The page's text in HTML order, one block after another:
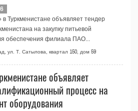
Туркменистане объявляет тендер
на закупку питьевой
обеспечения филиала ПАО...
ул. Т. Сатылова, квартал 150, дом 59
объявляет
процесс на
оборудования